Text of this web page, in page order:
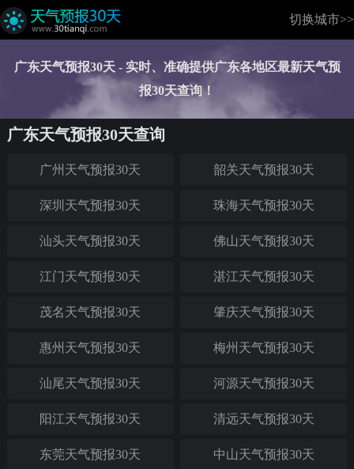
切换城市>>
广东天气预报30天 - 实时、准确提供广东各地区最新天气预
报30天查询！
广东天气预报30天查询
广州天气预报30天 韶关天气预报30天
深圳天气预报30天 珠海天气预报30天
汕头天气预报30天 佛山天气预报30天
江门天气预报30天 湛江天气预报30天
茂名天气预报30天 肇庆天气预报30天
惠州天气预报30天 梅州天气预报30天
汕尾天气预报30天 河源天气预报30天
阳江天气预报30天 清远天气预报30天
东莞天气预报30天 中山天气预报30天